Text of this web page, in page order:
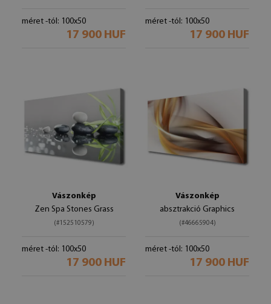
méret -tól: 100x50
17 900 HUF
méret -tól: 100x50
17 900 HUF
Vászonkép
Zen Spa Stones Grass
(#152510579)
méret -tól: 100x50
17 900 HUF
Vászonkép
absztrakció Graphics
(#46665904)
méret -tól: 100x50
17 900 HUF